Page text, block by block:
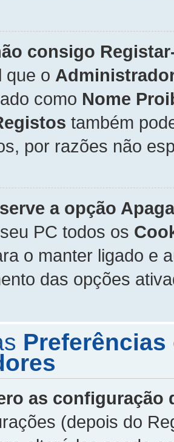
consigo
que o
como Nome
também
por razões não
a opção
PC todos os
o manter ligado e
das opções
as configuração
(depois do